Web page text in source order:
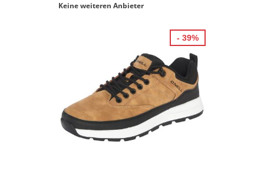
Keine weiteren Anbieter
- 39%